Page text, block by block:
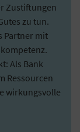
Zustiftungen
zu tun.
Partner mit
Als Bank
Ressourcen
wirkungsvolle